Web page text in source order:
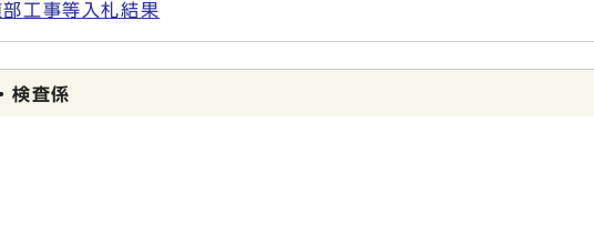
工事等入札結果
検査係